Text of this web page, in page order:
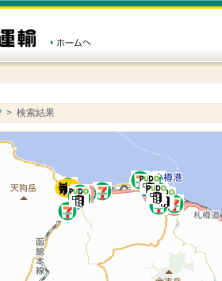
> 検索結果